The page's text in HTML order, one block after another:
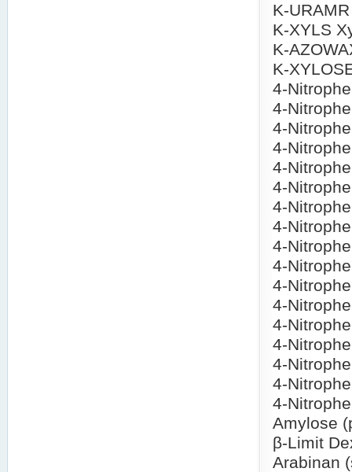
K-
K-XYLS
K-
K-
4-
4-
4-
4-
4-
4-
4-
4-
4-
4-
4-
4-
4-
4-
4-
4-
4-
Amylose
β-Limit
Arabinan